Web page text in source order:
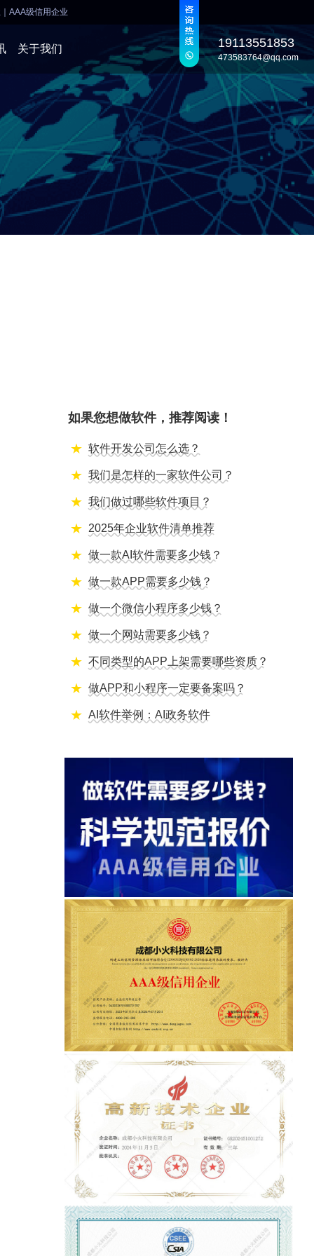
AAA级信用企业
关于我们 19113551853
473583764@qq.com
如果您想做软件，推荐阅读！
软件开发公司怎么选？
我们是怎样的一家软件公司？
我们做过哪些软件项目？
2025年企业软件清单推荐
做一款AI软件需要多少钱？
做一款APP需要多少钱？
做一个微信小程序多少钱？
做一个网站需要多少钱？
不同类型的APP上架需要哪些资质？
做APP和小程序一定要备案吗？
AI软件举例：AI政务软件